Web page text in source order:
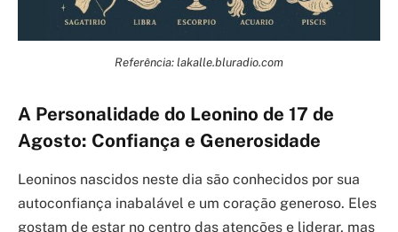
Referência: lakalle.bluradio.com
A Personalidade do Leonino de 17 de
Agosto: Confiança e Generosidade
Leoninos nascidos neste dia são conhecidos por sua
autoconfiança inabalável e um coração generoso. Eles
gostam de estar no centro das atenções e liderar, mas